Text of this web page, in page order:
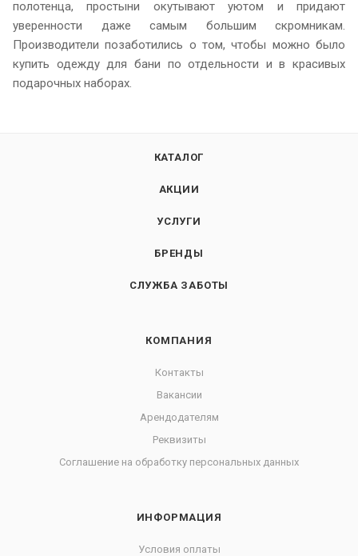
полотенца, простыни окутывают уютом и придают
уверенности даже самым большим скромникам.
Производители позаботились о том, чтобы можно было
купить одежду для бани по отдельности и в красивых
подарочных наборах.
КАТАЛОГ
АКЦИИ
УСЛУГИ
БРЕНДЫ
СЛУЖБА ЗАБОТЫ
КОМПАНИЯ
Контакты
Вакансии
Арендодателям
Реквизиты
Соглашение на обработку персональных данных
ИНФОРМАЦИЯ
Условия оплаты